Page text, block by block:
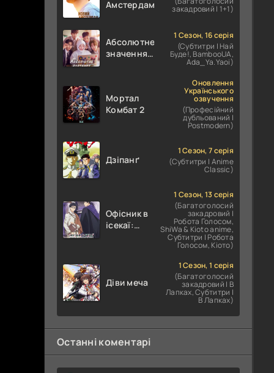
Амстердам
закадровий | 1+1)
Абсолютне
значення
романтики
1 Сезон, 16 серія
(Субтитри | Най
Буде!, BambooUA,
Ada_Ya.Yaoi)
Мортал
Комбат 2
Оновлення
Українського
озвучення
(Професійний
дубльований |
Postmodern)
Дзіпанґ
1 Сезон, 7 серія
(Субтитри | Anime
Classic)
Офісник в
ісекаї:
від
Корпоративного
1 Сезон, 13 серія
(Багатоголосий
закадровий |
Робота Голосом,
ShiWa & Kioto anime,
Субтитри | Робота
Голосом, Кіото)
Діви меча
1 Сезон, 1 серія
(Багатоголосий
закадровий | В
Лапках, Субтитри |
В Лапках)
Останні коментарі